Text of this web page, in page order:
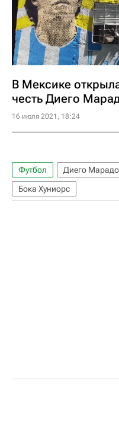
В Мексике
честь Диего
16 июля 2021, 18:24
Футбол Диего
Бока Хуниорс